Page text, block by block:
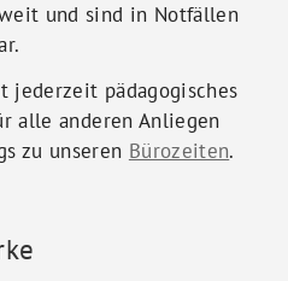
und sind in Notfällen
jederzeit pädagogisches
alle anderen Anliegen
zu unseren Bürozeiten.